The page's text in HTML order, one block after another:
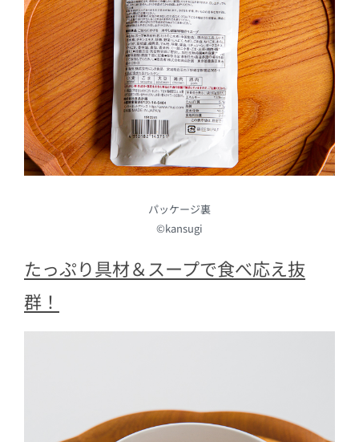
パッケージ裏
©kansugi
たっぷり具材＆スープで食べ応え抜
群！